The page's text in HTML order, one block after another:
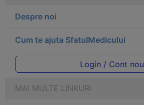
Despre noi
Cum te ajuta SfatulMedicului
Login / Cont nou
MAI MULTE LINKURI